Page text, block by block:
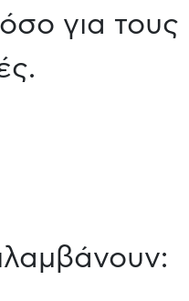
για τους